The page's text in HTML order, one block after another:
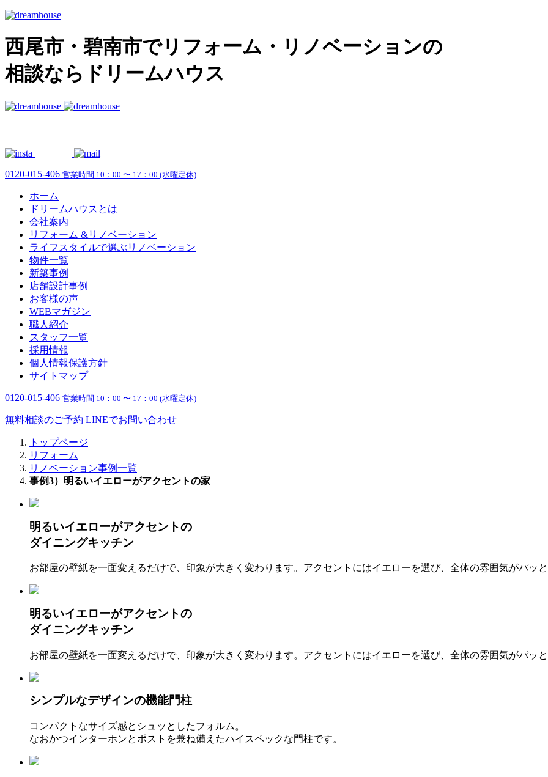
西尾市・碧南市でリフォーム・リノベーションの
相談ならドリームハウス
0120-015-406 営業時間 10：00 〜 17：00 (水曜定休)
ホーム
ドリームハウスとは
会社案内
リフォーム &リノベーション
ライフスタイルで選ぶリノベーション
物件一覧
新築事例
店舗設計事例
お客様の声
WEBマガジン
職人紹介
スタッフ一覧
採用情報
個人情報保護方針
サイトマップ
0120-015-406 営業時間 10：00 〜 17：00 (水曜定休)
無料相談のご予約 LINEでお問い合わせ
トップページ
リフォーム
リノベーション事例一覧
事例3）明るいイエローがアクセントの家
明るいイエローがアクセントの
ダイニングキッチン
お部屋の壁紙を一面変えるだけで、印象が大きく変わります。アクセントにはイエローを選び、全体の雰囲気がパッ
明るいイエローがアクセントの
ダイニングキッチン
お部屋の壁紙を一面変えるだけで、印象が大きく変わります。アクセントにはイエローを選び、全体の雰囲気がパッ
シンプルなデザインの機能門柱
コンパクトなサイズ感とシュッとしたフォルム。
なおかつインターホンとポストを兼ね備えたハイスペックな門柱です。